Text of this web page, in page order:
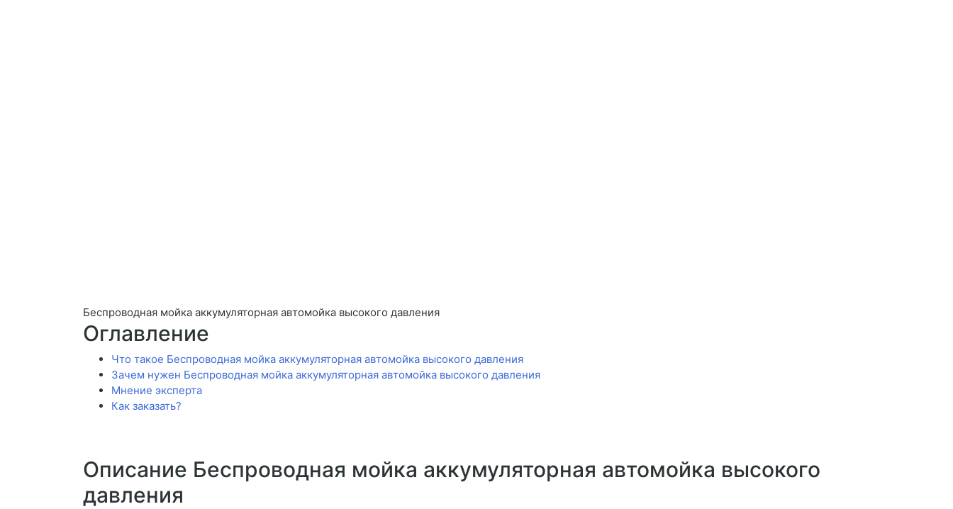
Беспроводная мойка аккумуляторная автомойка высокого давления
Оглавление
Что такое Беспроводная мойка аккумуляторная автомойка высокого давления
Зачем нужен Беспроводная мойка аккумуляторная автомойка высокого давления
Мнение эксперта
Как заказать?
Описание Беспроводная мойка аккумуляторная автомойка высокого
давления